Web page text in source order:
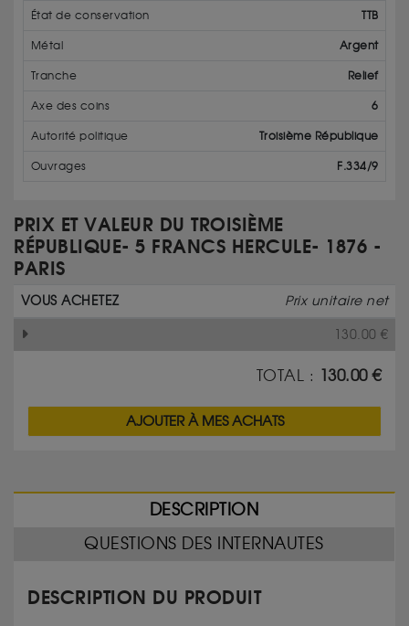
État de conservation TTB
Métal Argent
Tranche Relief
Axe des coins 6
Autorité politique Troisième République
Ouvrages F.334/9
PRIX ET VALEUR DU TROISIÈME
RÉPUBLIQUE- 5 FRANCS HERCULE- 1876 -
PARIS
VOUS ACHETEZ Prix unitaire net
130.00 €
TOTAL : 130.00€
AJOUTER À MES ACHATS
DESCRIPTION
QUESTIONS DES INTERNAUTES
DESCRIPTION DU PRODUIT